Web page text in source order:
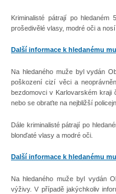
Kriminalisté pátrají po
prošedivělé vlasy, modré oči a
Další informace k hledanému
Na hledaného muže byl vydán
poškození cizí věci a
bezdomovci v Karlovarském kraji
nebo se obraťte na nejbližší
Dále kriminalisté pátrají po
blonďaté vlasy a modré oči.
Další informace k hledanému
Na hledaného muže byl vydán
výživy. V případě jakýchkoliv